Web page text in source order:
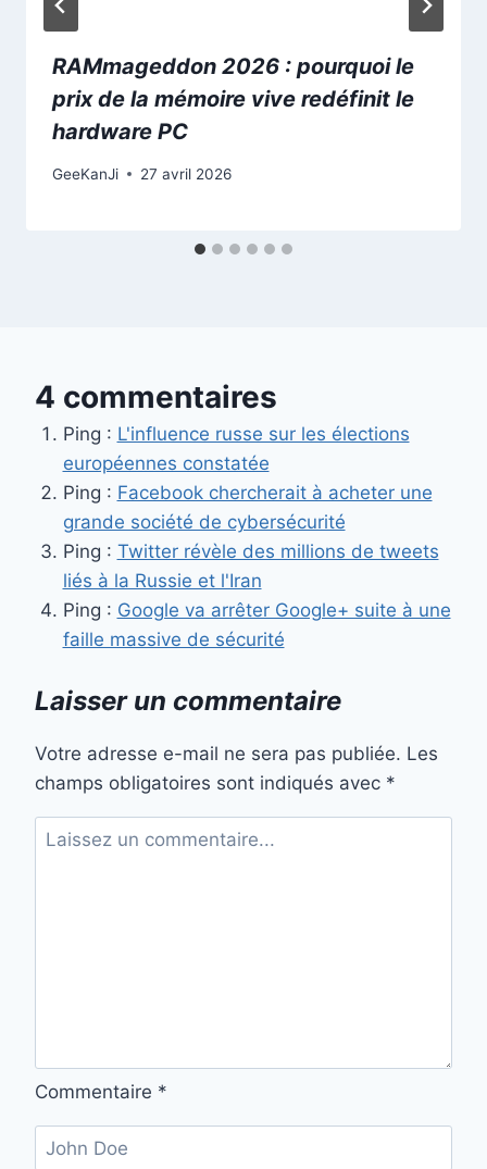
RAMmageddon 2026 : pourquoi le
prix de la mémoire vive redéfinit le
hardware PC
GeeKanJi 27 avril 2026
4 commentaires
Ping : L'influence russe sur les élections
européennes constatée
Ping : Facebook chercherait à acheter une
grande société de cybersécurité
Ping : Twitter révèle des millions de tweets
liés à la Russie et l'Iran
Ping : Google va arrêter Google+ suite à une
faille massive de sécurité
Laisser un commentaire
Votre adresse e-mail ne sera pas publiée. Les
champs obligatoires sont indiqués avec *
Commentaire *